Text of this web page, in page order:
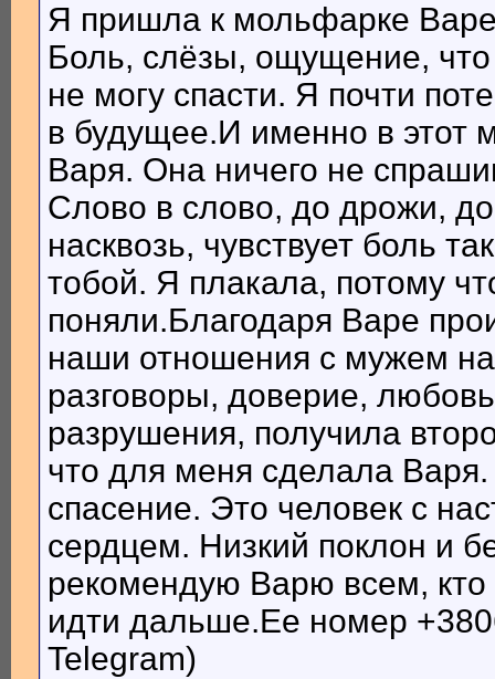
Я пришла к мольфарке Варе
Боль, слёзы, ощущение,
не могу спасти. Я почти
в будущее.И именно в этот
Варя. Она ничего не
Слово в слово, до дрожи,
насквозь, чувствует боль
тобой. Я плакала, потому
поняли.Благодаря Варе
наши отношения с мужем
разговоры, доверие,
разрушения, получила
что для меня сделала
спасение. Это человек с
сердцем. Низкий поклон и
рекомендую Варю всем, кто
идти дальше.Ее номер
Telegram)